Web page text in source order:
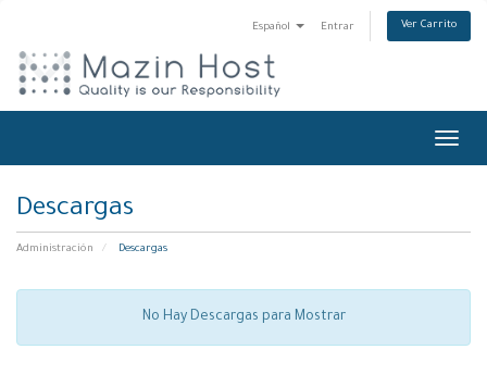
Español Entrar Ver Carrito
Descargas
Administración Descargas
No Hay Descargas para Mostrar